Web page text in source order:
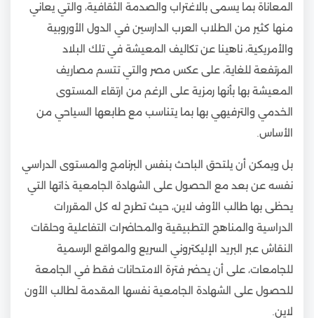
المعاناة بما يسمى بالاغتراب والصدمة الثقافية، والتي يعاني
منها كثير من الطلاب العرب الدارسين في الدول الأوروبية
والأمريكية، ناهينا عن تكاليف المعيشة في تلك البلاد
المرتفعة للغاية، على عكس مصر والتي تتسم مصاريف
المعيشة بها بأنها رمزية على الرغم من ارتقاء المستوى
الخدمي والترفيهي بها بما يتناسب مع طابعها السياحي من
الأساس.
بل ويمكن أن يلتحق الباحث بنفس البرنامج والمستوى الدراسي
نفسه عن بعد مع الحصول على الشهادة الجامعية ذاتها التي
يحظى بها طالب الأوف لاين، حيث تطرح له كل المقررات
الدراسية والمناهج التطبيقية والمحاضرات التفاعلية وحلقات
النقاش عبر البريد الإليكتروني السريع والمواقع الرسمية
للجامعات، على أن يحضر فترة الامتحانات فقط في الجامعة
للحصول على الشهادة الجامعية نفسها المقدمة لطالب الأون
لاين.